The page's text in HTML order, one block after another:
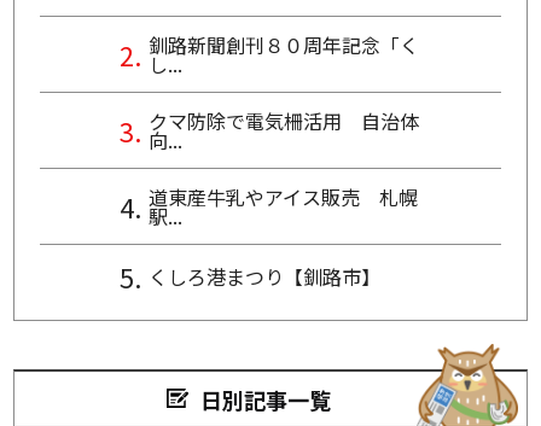
釧路新聞創刊８０周年記念「く
し...
クマ防除で電気柵活用 自治体
向...
道東産牛乳やアイス販売 札幌
駅...
くしろ港まつり【釧路市】
日別記事一覧